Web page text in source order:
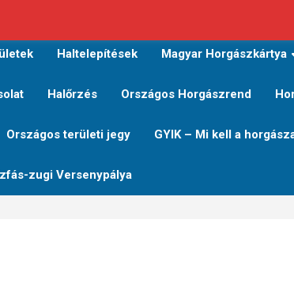
Haltelepítések Magyar Horgászkártya
Halőrzés Országos Horgászrend
Országos területi jegy GYIK – Mi kell a
zugi Versenypálya